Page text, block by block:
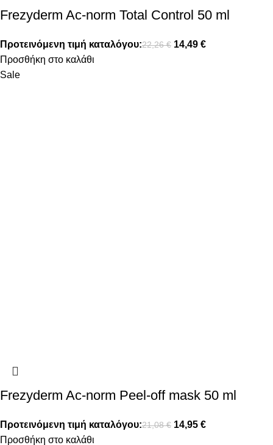
Frezyderm Ac-norm Total Control 50 ml
Προτεινόμενη τιμή καταλόγου:22,26€ 14,49 €
Προσθήκη στο καλάθι
Sale
Frezyderm Ac-norm Peel-off mask 50 ml
Προτεινόμενη τιμή καταλόγου:21,08€ 14,95 €
Προσθήκη στο καλάθι